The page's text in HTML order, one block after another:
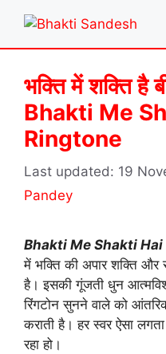
content
भक्ति में शक्ति है
Bhakti Me
Ringtone
19
Pandey
Bhakti Me Shakti Hai
में भक्ति की अपार शक्ति और
है। इसकी गूंजती धुन
रिंगटोन सुनने वाले को
कराती है। हर स्वर ऐसा
रहा हो।